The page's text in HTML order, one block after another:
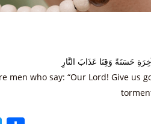
حَسَنَةً وَقِنَا عَذَابَ النَّارِ
men who say: “Our Lord! Give